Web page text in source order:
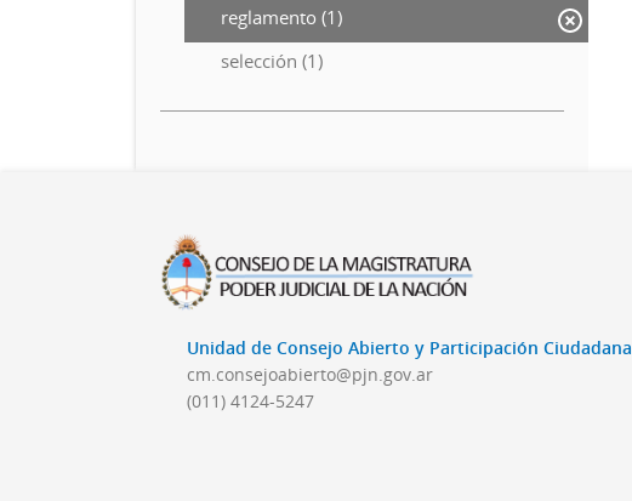
reglamento (1)
selección (1)
Unidad de Consejo Abierto y Participación Ciudadana
cm.consejoabierto@pjn.gov.ar
(011) 4124-5247